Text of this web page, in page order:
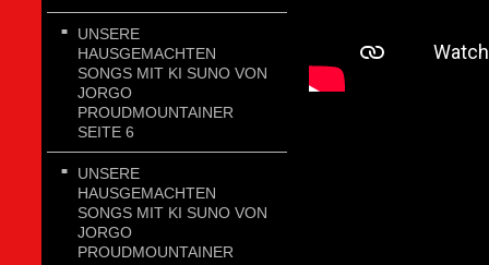
UNSERE
HAUSGEMACHTEN
SONGS MIT KI SUNO VON
JORGO
PROUDMOUNTAINER
SEITE 6
UNSERE
HAUSGEMACHTEN
SONGS MIT KI SUNO VON
JORGO
PROUDMOUNTAINER